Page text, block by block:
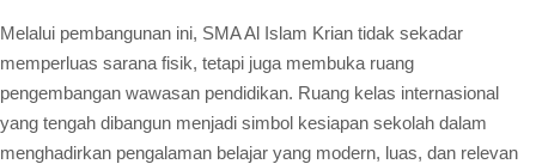
Melalui pembangunan ini, SMA Al Islam Krian tidak sekadar
memperluas sarana fisik, tetapi juga membuka ruang
pengembangan wawasan pendidikan. Ruang kelas internasional
yang tengah dibangun menjadi simbol kesiapan sekolah dalam
menghadirkan pengalaman belajar yang modern, luas, dan relevan